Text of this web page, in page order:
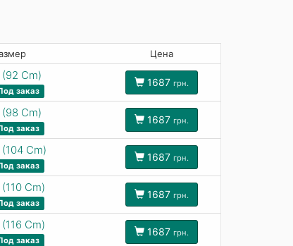
Цена
(92 Cm)
заказ
1687 грн.
(98 Cm)
заказ
1687 грн.
(104 Cm)
заказ
1687 грн.
Cm)
заказ
1687 грн.
Cm)
заказ
1687 грн.